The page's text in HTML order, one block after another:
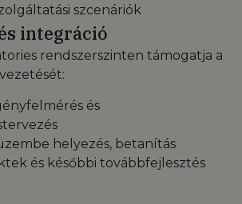
szcenáriók
integráció
rendszerszinten támogatja a
és
helyezés, betanítás
és későbbi továbbfejlesztés